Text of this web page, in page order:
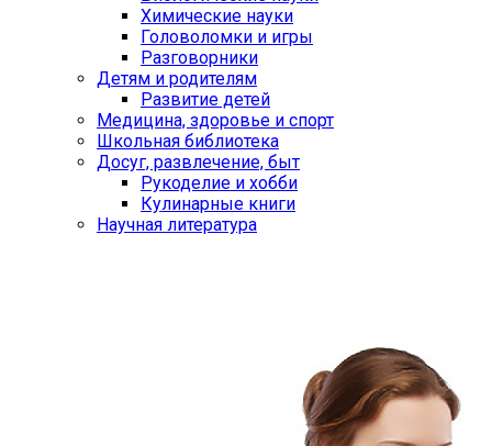
Химические науки
Головоломки и игры
Разговорники
Детям и родителям
Развитие детей
Медицина, здоровье и спорт
Школьная библиотека
Досуг, развлечение, быт
Рукоделие и хобби
Кулинарные книги
Научная литература